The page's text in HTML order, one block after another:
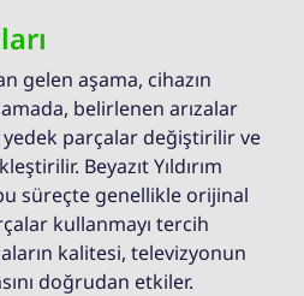
gelen aşama, cihazın
belirlenen arızalar
parçalar değiştirilir ve
Beyazıt Yıldırım
süreçte genellikle orijinal
kullanmayı tercih
kalitesi, televizyonun
doğrudan etkiler.